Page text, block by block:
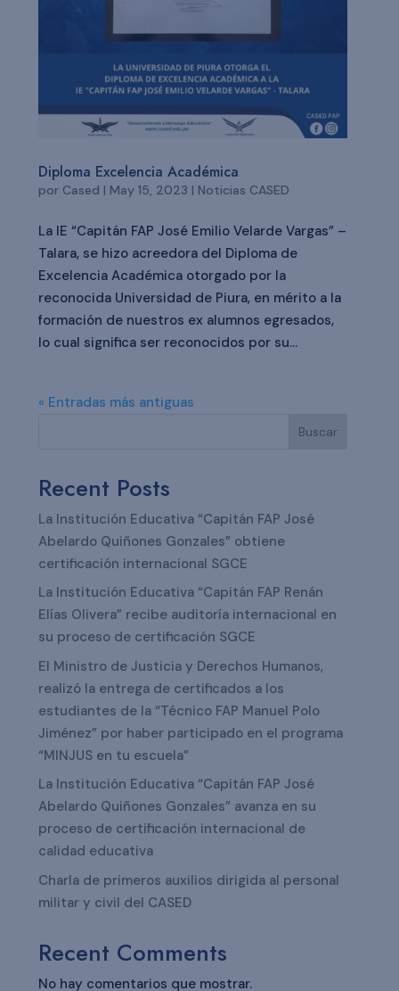
Diploma Excelencia Académica
por Cased | May 15, 2023 | Noticias CASED
La IE “Capitán FAP José Emilio Velarde Vargas” –
Talara, se hizo acreedora del Diploma de
Excelencia Académica otorgado por la
reconocida Universidad de Piura, en mérito a la
formación de nuestros ex alumnos egresados,
lo cual significa ser reconocidos por su...
« Entradas más antiguas
Buscar
Recent Posts
La Institución Educativa “Capitán FAP José
Abelardo Quiñones Gonzales” obtiene
certificación internacional SGCE
La Institución Educativa “Capitán FAP Renán
Elías Olivera” recibe auditoría internacional en
su proceso de certificación SGCE
El Ministro de Justicia y Derechos Humanos,
realizó la entrega de certificados a los
estudiantes de la “Técnico FAP Manuel Polo
Jiménez” por haber participado en el programa
“MINJUS en tu escuela”
La Institución Educativa “Capitán FAP José
Abelardo Quiñones Gonzales” avanza en su
proceso de certificación internacional de
calidad educativa
Charla de primeros auxilios dirigida al personal
militar y civil del CASED
Recent Comments
No hay comentarios que mostrar.